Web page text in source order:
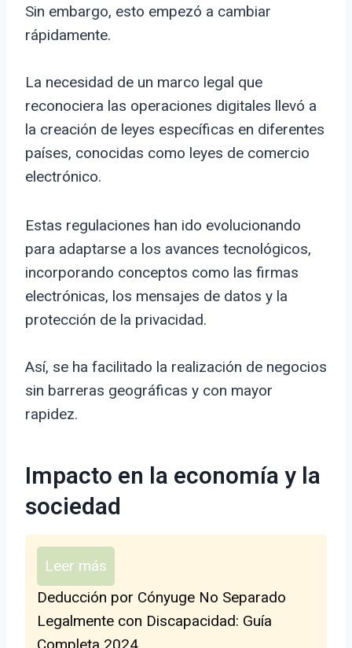
Sin embargo, esto empezó a cambiar
rápidamente.
La necesidad de un marco legal que
reconociera las operaciones digitales llevó a
la creación de leyes específicas en diferentes
países, conocidas como leyes de comercio
electrónico.
Estas regulaciones han ido evolucionando
para adaptarse a los avances tecnológicos,
incorporando conceptos como las firmas
electrónicas, los mensajes de datos y la
protección de la privacidad.
Así, se ha facilitado la realización de negocios
sin barreras geográficas y con mayor
rapidez.
Impacto en la economía y la
sociedad
Leer más
Deducción por Cónyuge No Separado
Legalmente con Discapacidad: Guía